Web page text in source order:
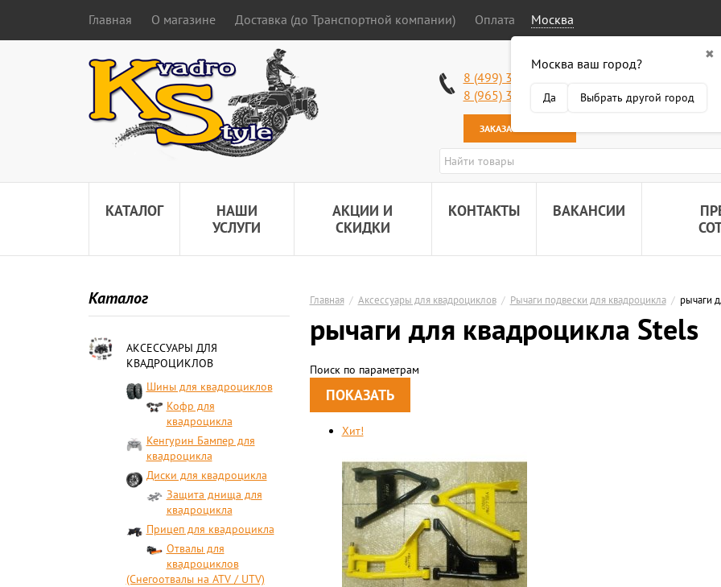
Главная О магазине Доставка (до Транспортной компании) Оплата Москва
✖
Москва ваш город?
Да Выбрать другой город
8 (499) 340-63-51
8 (965) 318-34-38
ЗАКАЗАТЬ ЗВОНОК
Работаем
Самовывоз: 2
Наша почта:
КАТАЛОГ
НАШИ
УСЛУГИ
АКЦИИ И
СКИДКИ
КОНТАКТЫ ВАКАНСИИ
Каталог
АКСЕССУАРЫ ДЛЯ
КВАДРОЦИКЛОВ
Шины для квадроциклов
Кофр для
квадроцикла
Кенгурин Бампер для
квадроцикла
Диски для квадроцикла
Защита днища для
квадроцикла
Прицеп для квадроцикла
Отвалы для
квадроциклов
(Снегоотвалы на ATV / UTV)
Главная / Аксессуары для квадроциклов / Рычаги подвески для квадроцикла / рычаги
рычаги для квадроцикла Stels
Поиск по параметрам
Хит!